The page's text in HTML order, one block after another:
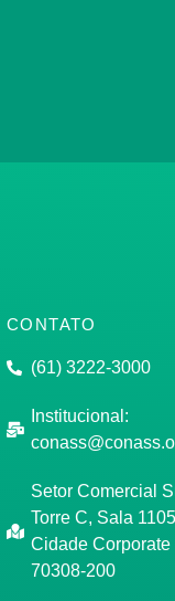
CONTATO
(61) 3222-3000
Institucional:
Setor Comercial
Torre C, Sala
Cidade
70308-200